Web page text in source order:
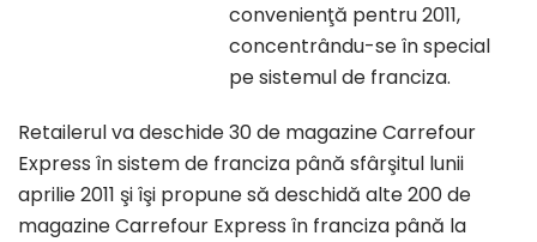
convenienţă pentru 2011,
concentrându-se în special
pe sistemul de franciza.
Retailerul va deschide 30 de magazine Carrefour
Express în sistem de franciza până sfârşitul lunii
aprilie 2011 şi îşi propune să deschidă alte 200 de
magazine Carrefour Express în franciza până la